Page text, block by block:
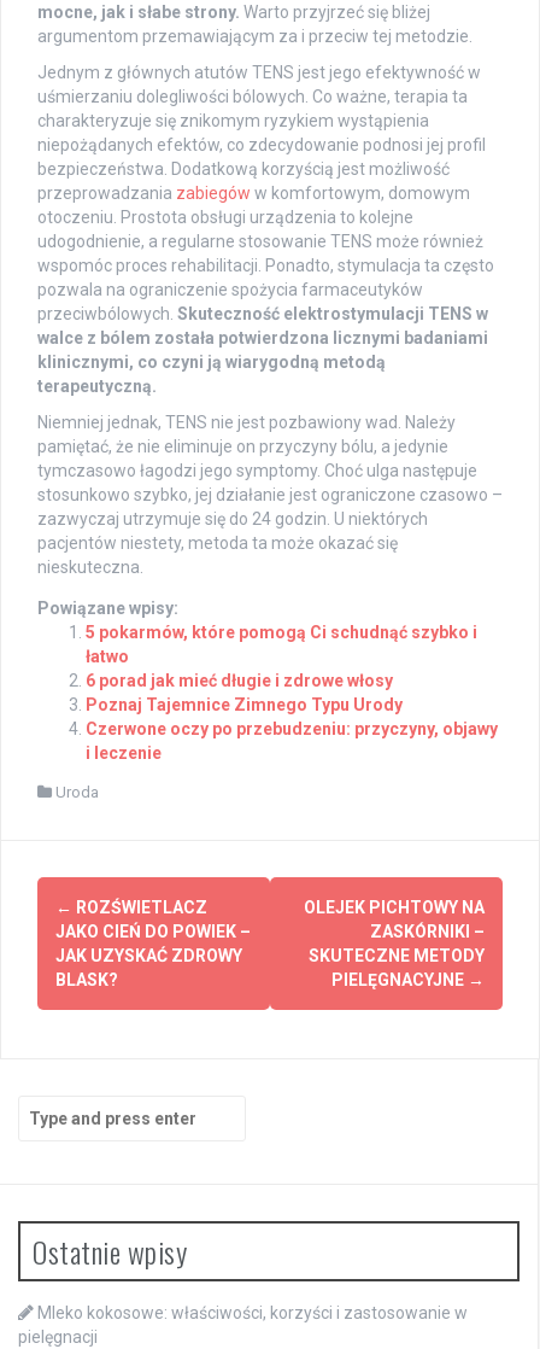
mocne, jak i słabe strony. Warto przyjrzeć się bliżej
argumentom przemawiającym za i przeciw tej metodzie.
Jednym z głównych atutów TENS jest jego efektywność w
uśmierzaniu dolegliwości bólowych. Co ważne, terapia ta
charakteryzuje się znikomym ryzykiem wystąpienia
niepożądanych efektów, co zdecydowanie podnosi jej profil
bezpieczeństwa. Dodatkową korzyścią jest możliwość
przeprowadzania zabiegów w komfortowym, domowym
otoczeniu. Prostota obsługi urządzenia to kolejne
udogodnienie, a regularne stosowanie TENS może również
wspomóc proces rehabilitacji. Ponadto, stymulacja ta często
pozwala na ograniczenie spożycia farmaceutyków
przeciwbólowych. Skuteczność elektrostymulacji TENS w
walce z bólem została potwierdzona licznymi badaniami
klinicznymi, co czyni ją wiarygodną metodą
terapeutyczną.
Niemniej jednak, TENS nie jest pozbawiony wad. Należy
pamiętać, że nie eliminuje on przyczyny bólu, a jedynie
tymczasowo łagodzi jego symptomy. Choć ulga następuje
stosunkowo szybko, jej działanie jest ograniczone czasowo –
zazwyczaj utrzymuje się do 24 godzin. U niektórych
pacjentów niestety, metoda ta może okazać się
nieskuteczna.
Powiązane wpisy:
5 pokarmów, które pomogą Ci schudnąć szybko i
łatwo
6 porad jak mieć długie i zdrowe włosy
Poznaj Tajemnice Zimnego Typu Urody
Czerwone oczy po przebudzeniu: przyczyny, objawy
i leczenie
Uroda
Post
navigation
← ROZŚWIETLACZ
JAKO CIEŃ DO POWIEK –
JAK UZYSKAĆ ZDROWY
BLASK?
OLEJEK PICHTOWY NA
ZASKÓRNIKI –
SKUTECZNE METODY
PIELĘGNACYJNE →
Search
for:
Ostatnie wpisy
Mleko kokosowe: właściwości, korzyści i zastosowanie w
pielęgnacji